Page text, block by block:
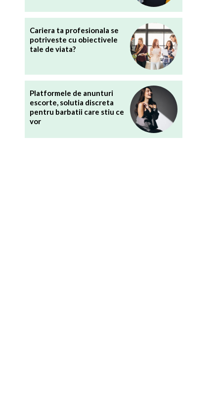
Cariera ta profesionala se
potriveste cu obiectivele
tale de viata?
Platformele de anunturi
escorte, solutia discreta
pentru barbatii care stiu ce
vor